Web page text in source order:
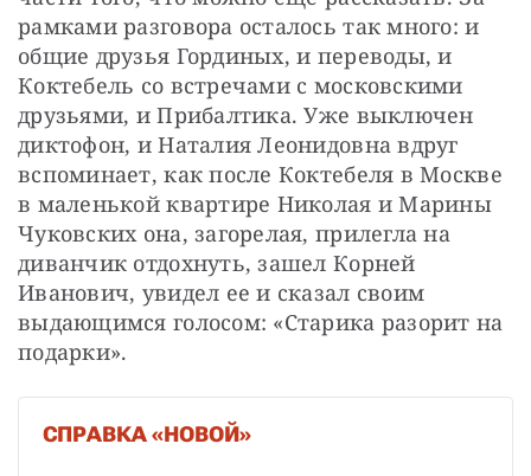
рамками разговора осталось так много: и
общие друзья Гординых, и переводы, и
Коктебель со встречами с московскими
друзьями, и Прибалтика. Уже выключен
диктофон, и Наталия Леонидовна вдруг
вспоминает, как после Коктебеля в Москве
в маленькой квартире Николая и Марины
Чуковских она, загорелая, прилегла на
диванчик отдохнуть, зашел Корней
Иванович, увидел ее и сказал своим
выдающимся голосом: «Старика разорит на
подарки».
СПРАВКА «НОВОЙ»